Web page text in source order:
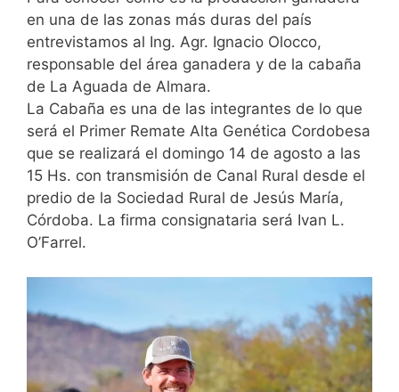
en una de las zonas más duras del país
entrevistamos al Ing. Agr. Ignacio Olocco,
responsable del área ganadera y de la cabaña
de La Aguada de Almara.
La Cabaña es una de las integrantes de lo que
será el Primer Remate Alta Genética Cordobesa
que se realizará el domingo 14 de agosto a las
15 Hs. con transmisión de Canal Rural desde el
predio de la Sociedad Rural de Jesús María,
Córdoba. La firma consignataria será Ivan L.
O’Farrel.